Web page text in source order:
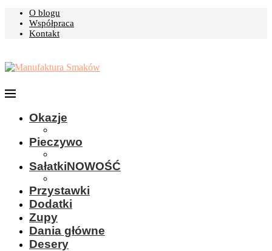
O blogu
Współpraca
Kontakt
Okazje
Pieczywo
SałatkiNOWOŚĆ
Przystawki
Dodatki
Zupy
Dania główne
Desery